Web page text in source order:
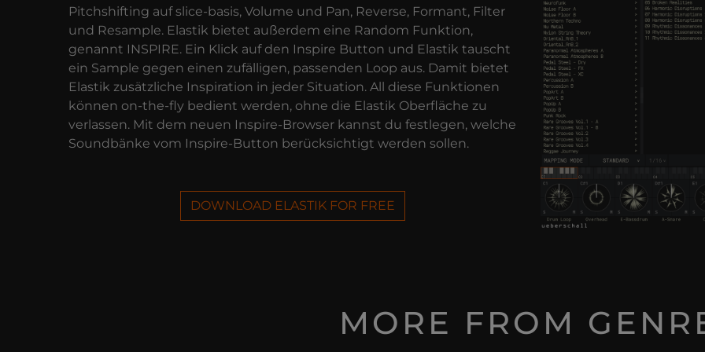
Pitchshifting auf slice-basis, Volume und Pan, Reverse, Formant, Filter
und Resample. Elastik bietet außerdem eine Random Funktion,
genannt INSPIRE. Ein Klick auf den Inspire Button und Elastik tauscht
ein Sample gegen einen zufälligen, passenden Loop aus. Damit bietet
Elastik zusätzliche Inspiration in jeder Situation. All diese Funktionen
können on-the-fly bedient werden, ohne die Elastik Oberfläche zu
verlassen. Mit dem neuen Inspire-Browser kannst du festlegen, welche
Soundbänke vom Inspire-Button berücksichtigt werden sollen.
DOWNLOAD ELASTIK FOR FREE
MORE FROM